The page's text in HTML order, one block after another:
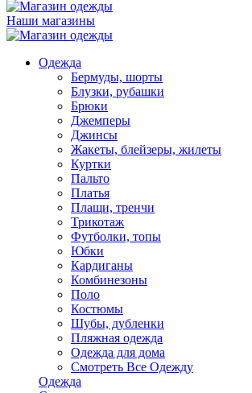
Наши магазины
Одежда
Бермуды, шорты
Блузки, рубашки
Брюки
Джемперы
Джинсы
Жакеты, блейзеры, жилеты
Куртки
Пальто
Платья
Плащи, тренчи
Трикотаж
Футболки, топы
Юбки
Кардиганы
Комбинезоны
Поло
Костюмы
Шубы, дубленки
Пляжная одежда
Одежда для дома
Смотреть Все Одежду
Одежда